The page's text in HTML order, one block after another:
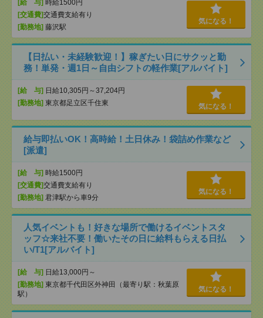
[給 与] 時給1500円
[交通費]交通費支給有り
[勤務地] 藤沢駅
気になる！
【日払い・未経験歓迎！】稼ぎたい日にサクッと勤
務！単発・週1日～自由シフトの軽作業[アルバイト]
[給 与] 日給10,305円～37,204円
[勤務地] 東京都足立区千住東 気になる！
給与即払いOK！高時給！土日休み！袋詰め作業など
[派遣]
[給 与] 時給1500円
[交通費]交通費支給有り
[勤務地] 君津駅から車9分
気になる！
人気イベントも！好きな場所で働けるイベントスタ
ッフ☆来社不要！働いたその日に給料もらえる日払
い/T1[アルバイト]
[給 与] 日給13,000円～
[勤務地] 東京都千代田区外神田（最寄り駅：秋葉原
駅）
気になる！